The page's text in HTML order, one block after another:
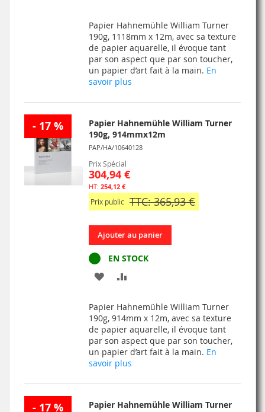
MA
LISTE
D’ENVIE
COMPARATEUR
Papier Hahnemühle William Turner
190g, 1118mm x 12m, avec sa texture
de papier aquarelle, il évoque tant
par son aspect que par son toucher,
un papier d’art fait à la main. En
savoir plus
- 17 %
Papier Hahnemühle William Turner
190g, 914mmx12m
PAP/HA/10640128
Prix Spécial
304,94 €
254,12 €
Prix public TTC: 365,93 €
Ajouter au panier
EN STOCK
AJOUTER
MA
LISTE
D’ENVIE
COMPARATEUR
Papier Hahnemühle William Turner
190g, 914mm x 12m, avec sa texture
de papier aquarelle, il évoque tant
par son aspect que par son toucher,
un papier d’art fait à la main. En
savoir plus
- 17 %
Papier Hahnemühle William Turner